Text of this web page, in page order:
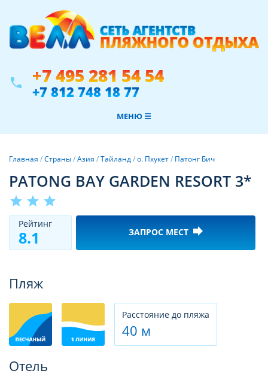
phone +7 495 281 54 54
+7 812 748 18 77
МЕНЮ ☰
Главная /Страны/Азия /Тайланд/о. Пхукет/ Патонг Бич
PATONG BAY GARDEN RESORT 3*
star star star
Рeйтинг
8.1 ЗАПРОС МЕСТ forward
Пляж
Расстояние до пляжа
40 м
Отель